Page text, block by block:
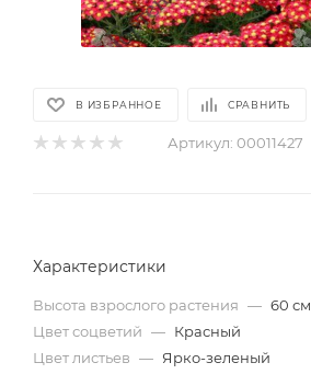
В ИЗБРАННОЕ СРАВНИТЬ
Артикул: 00011427
Характеристики
Высота взрослого растения — 60 см
Цвет соцветий — Красный
Цвет листьев — Ярко-зеленый